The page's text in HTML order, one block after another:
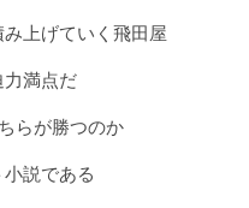
上げていく飛田屋
満点だ
らが勝つのか
説である